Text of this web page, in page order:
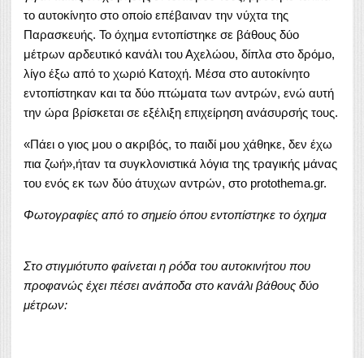
το αυτοκίνητο στο οποίο επέβαιναν την νύχτα της
Παρασκευής. Το όχημα εντοπίστηκε σε βάθους δύο
μέτρων αρδευτικό κανάλι του Αχελώου, δίπλα στο δρόμο,
λίγο έξω από το χωριό Κατοχή. Μέσα στο αυτοκίνητο
εντοπίστηκαν και τα δύο πτώματα των αντρών, ενώ αυτή
την ώρα βρίσκεται σε εξέλιξη επιχείρηση ανάσυρσής τους.
«Πάει ο γιος μου ο ακριβός, το παιδί μου χάθηκε, δεν έχω
πια ζωή»,ήταν τα συγκλονιστικά λόγια της τραγικής μάνας
του ενός εκ των δύο άτυχων αντρών, στο protothema.gr.
Φωτογραφίες από το σημείο όπου εντοπίστηκε το όχημα
Στο στιγμιότυπο φαίνεται η ρόδα του αυτοκινήτου που
προφανώς έχει πέσει ανάποδα στο κανάλι βάθους δύο
μέτρων: